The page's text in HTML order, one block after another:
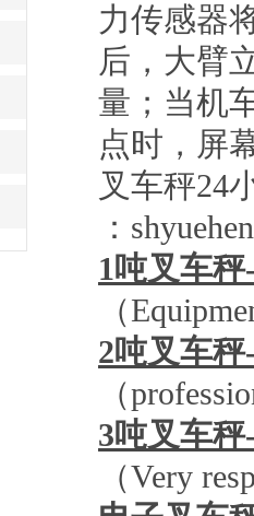
力传感器
后，大臂
量；当机
点时，屏
叉车秤24
：
1吨叉车秤
（
2吨叉车秤
（
3吨叉车秤
（Very